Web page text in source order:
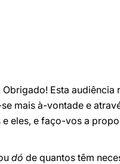
Esta audiência
mais à-vontade e
eles, e faço-vos a
dó de quantos têm